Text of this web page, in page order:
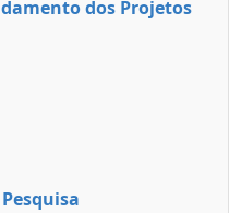
dos Projetos